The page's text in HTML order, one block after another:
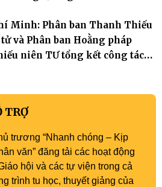
Minh: Phân ban Thanh Thiếu
và Phân ban Hoằng pháp
niên TƯ tổng kết công tác
TRỢ
trương “Nhanh chóng – Kịp
văn” đăng tải các hoạt động
hội và các tự viện trong cả
trình tu học, thuyết giảng của